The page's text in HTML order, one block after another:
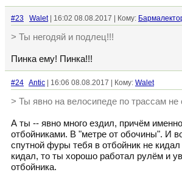
#23 Walet| 16:02 08.08.2017 | Кому:
> Ты негодяй и подлец!!!
Пинка ему! Пинка!!!
#24 Antic | 16:06 08.08.2017 | Кому: Walet
> Ты явно на велосипеде по трассам не
А ты -- явно много ездил, причём
отбойниками. В "метре от обочины". И
спутной фуры тебя в отбойник не
кидал, то ты хорошо работал рулём и
отбойника.